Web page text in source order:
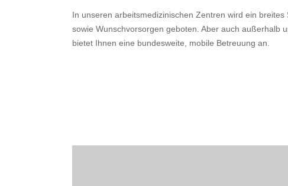
In unseren arbeitsmedizinischen Zentren wird ein
sowie Wunschvorsorgen geboten. Aber auch außerhalb
bietet Ihnen eine bundesweite, mobile Betreuung an.